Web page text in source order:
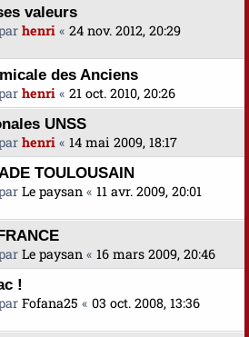
valeurs
henri « 24 nov. 2012, 20:29
des Anciens
henri « 21 oct. 2010, 20:26
UNSS
henri « 14 mai 2009, 18:17
TOULOUSAIN
Le paysan « 11 avr. 2009, 20:01
Le paysan « 16 mars 2009, 20:46
!
Fofana25 « 03 oct. 2008, 13:36